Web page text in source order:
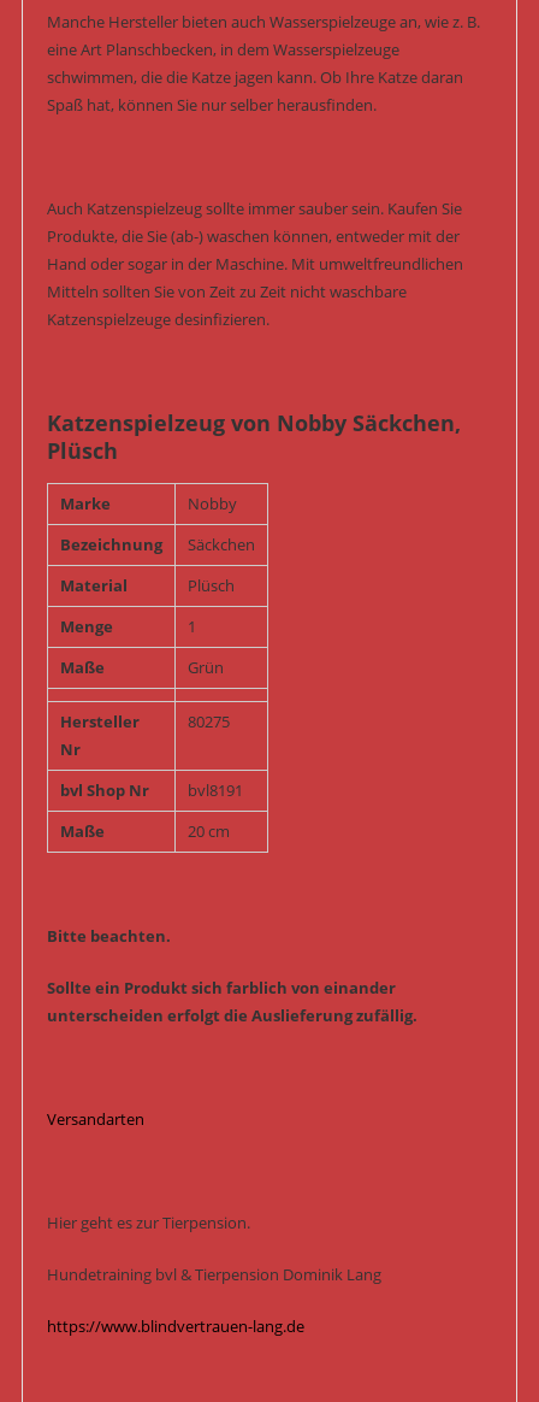
Manche Hersteller bieten auch Wasserspielzeuge an, wie z. B.
eine Art Planschbecken, in dem Wasserspielzeuge
schwimmen, die die Katze jagen kann. Ob Ihre Katze daran
Spaß hat, können Sie nur selber herausfinden.
Auch Katzenspielzeug sollte immer sauber sein. Kaufen Sie
Produkte, die Sie (ab-) waschen können, entweder mit der
Hand oder sogar in der Maschine. Mit umweltfreundlichen
Mitteln sollten Sie von Zeit zu Zeit nicht waschbare
Katzenspielzeuge desinfizieren.
Katzenspielzeug von Nobby Säckchen,
Plüsch
Marke
Nobby
Bezeichnung
Säckchen
Material
Plüsch
Menge
1
Maße
Grün
Hersteller
Nr
80275
bvl Shop Nr
bvl8191
Maße
20 cm
Bitte beachten.
Sollte ein Produkt sich farblich von einander
unterscheiden erfolgt die Auslieferung zufällig.
Versandarten
Hier geht es zur Tierpension.
Hundetraining bvl & Tierpension Dominik Lang
https://www.blindvertrauen-lang.de